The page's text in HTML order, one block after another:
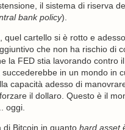
il sistema di riserva
bank policy).
cartello si è rotto e
che non ha rischio di
la FED stia lavorando contro
in un mondo in
capacità adesso di
il dollaro. Questo è il
oggi.
Bitcoin in quantohard asset